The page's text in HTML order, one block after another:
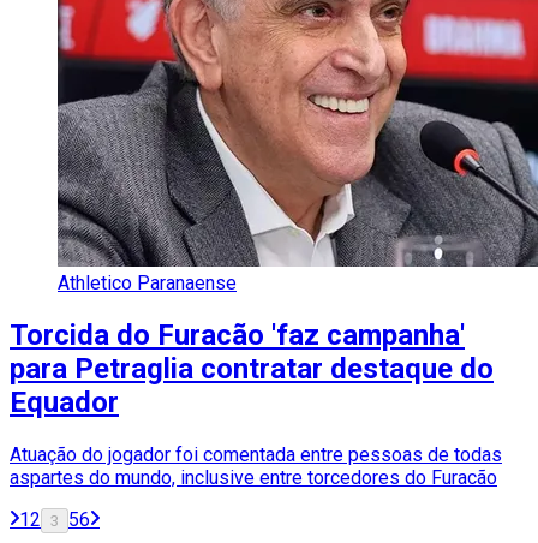
Athletico Paranaense
Torcida do Furacão 'faz campanha'
para Petraglia contratar destaque do
Equador
Atuação do jogador foi comentada entre pessoas de todas
aspartes do mundo, inclusive entre torcedores do Furacão
12 3 56